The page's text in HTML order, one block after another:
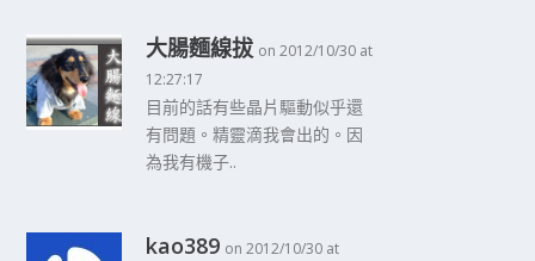
大腸麵線拔 on 2012/10/30 at
12:27:17
目前的話有些晶片驅動似乎還
有問題。精靈滴我會出的。因
為我有機子..
kao389 on 2012/10/30 at